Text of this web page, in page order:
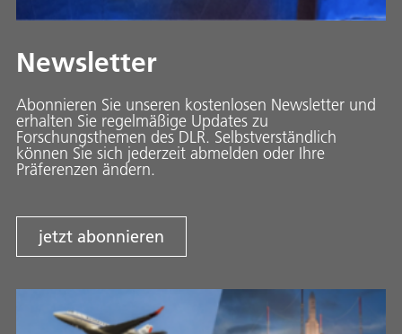
Newsletter
Abonnieren Sie unseren kostenlosen Newsletter und
erhalten Sie regelmäßige Updates zu
Forschungsthemen des DLR. Selbstverständlich
können Sie sich jederzeit abmelden oder Ihre
Präferenzen ändern.
jetzt abonnieren